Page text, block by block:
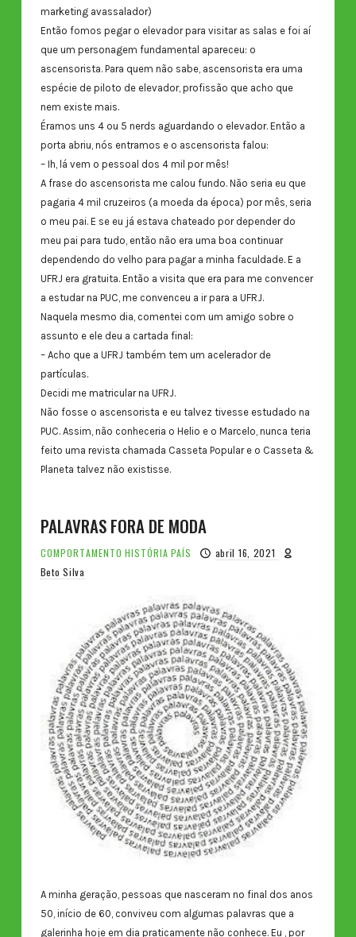
marketing avassalador)
Então fomos pegar o elevador para visitar as salas e foi aí
que um personagem fundamental apareceu: o
ascensorista. Para quem não sabe, ascensorista era uma
espécie de piloto de elevador, profissão que acho que
nem existe mais.
Éramos uns 4 ou 5 nerds aguardando o elevador. Então a
porta abriu, nós entramos e o ascensorista falou:
– Ih, lá vem o pessoal dos 4 mil por mês!
A frase do ascensorista me calou fundo. Não seria eu que
pagaria 4 mil cruzeiros (a moeda da época) por mês, seria
o meu pai. E se eu já estava chateado por depender do
meu pai para tudo, então não era uma boa continuar
dependendo do velho para pagar a minha faculdade. E a
UFRJ era gratuita. Então a visita que era para me convencer
a estudar na PUC, me convenceu a ir para a UFRJ.
Naquela mesmo dia, comentei com um amigo sobre o
assunto e ele deu a cartada final:
– Acho que a UFRJ também tem um acelerador de
partículas.
Decidi me matricular na UFRJ.
Não fosse o ascensorista e eu talvez tivesse estudado na
PUC. Assim, não conheceria o Helio e o Marcelo, nunca teria
feito uma revista chamada Casseta Popular e o Casseta &
Planeta talvez não existisse.
PALAVRAS FORA DE MODA
COMPORTAMENTO HISTÓRIA PAÍS
abril 16, 2021
Beto Silva
A minha geração, pessoas que nasceram no final dos anos
50, início de 60, conviveu com algumas palavras que a
galerinha hoje em dia praticamente não conhece. Eu , por